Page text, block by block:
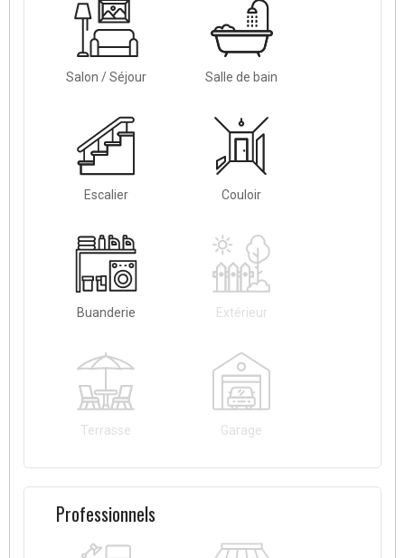
Salon / Séjour Salle de bain
Escalier Couloir
Buanderie Extérieur
Terrasse Garage
Professionnels